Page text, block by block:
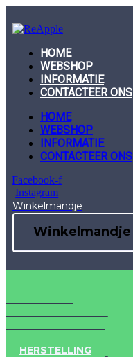
to
content
HOME
WEBSHOP
INFORMATIE
CONTACTEER ONS
HOME
WEBSHOP
INFORMATIE
CONTACTEER ONS
Facebook-f
Instagram
Winkelmandje
Winkelmandje
HERSTELLING